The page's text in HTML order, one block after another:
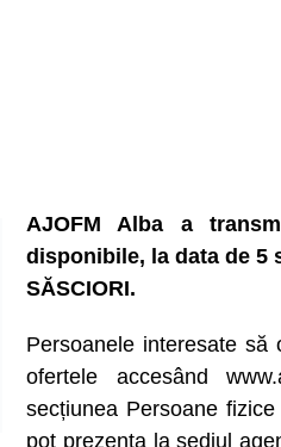
AJOFM Alba a
disponibile, la data de 5
SĂSCIORI.
Persoanele interesate
ofertele accesând
secțiunea Persoane
pot prezenta la sediul